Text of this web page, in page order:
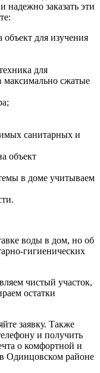
надежно заказать эти
для изучения
для
максимально сжатые
санитарных и
объект
в доме учитываем
воды в дом, но об
гигиенических
чистый участок,
остатки
заявку. Также
и получить
о комфортной и
Одинцовском районе